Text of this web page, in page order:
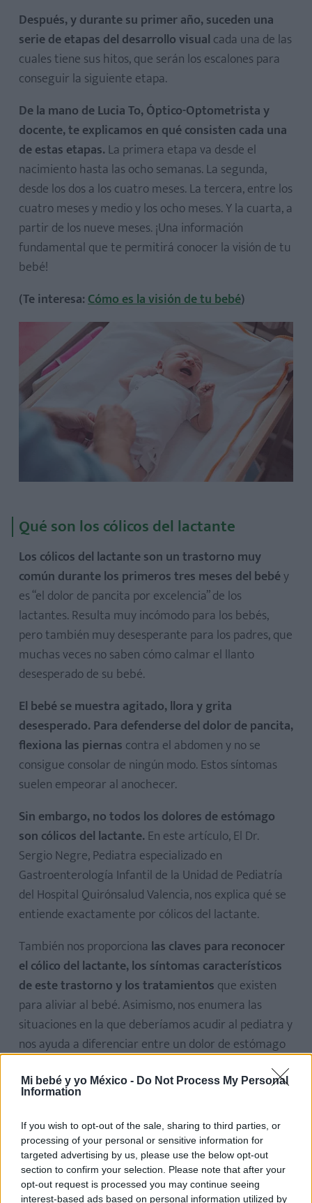
Mi bebé y yo México - Do Not Process My Personal
Information
If you wish to opt-out of the sale, sharing to third parties, or
processing of your personal or sensitive information for
targeted advertising by us, please use the below opt-out
section to confirm your selection. Please note that after your
opt-out request is processed you may continue seeing
interest-based ads based on personal information utilized by
Después, y durante su primer año, suceden una
serie de etapas del desarrollo visual cada una de las
cuales tiene sus hitos, que serán los escalones para
conseguir la siguiente etapa.
De la mano de Lucia To, Óptico-Optometrista y
docente, te explicamos en qué consisten cada una
de estas etapas. La primera etapa va desde el
nacimiento hasta las ocho semanas. La segunda,
desde los dos a los cuatro meses. La tercera, entre los
cuatro meses y medio y los ocho meses. Y la cuarta, a
partir de los nueve meses. ¡Una información
fundamental que te permitirá conocer la visión de tu
bebé!
(Te interesa:Cómo es la visión de tu bebé)
Qué son los cólicos del lactante
Los cólicos del lactante son un trastorno muy
común durante los primeros tres meses del bebéy
es “el dolor de pancita por excelencia” de los
lactantes. Resulta muy incómodo para los bebés,
pero también muy desesperante para los padres, que
muchas veces no saben cómo calmar el llanto
desesperado de su bebé.
El bebé se muestra agitado, llora y grita
desesperado. Para defenderse del dolor de pancita,
flexiona las piernas contra el abdomen y no se
consigue consolar de ningún modo. Estos síntomas
suelen empeorar al anochecer.
Sin embargo, no todos los dolores de estómago
son cólicos del lactante. En este artículo, El Dr.
Sergio Negre, Pediatra especializado en
Gastroenterología Infantil de la Unidad de Pediatría
del Hospital Quirónsalud Valencia, nos explica qué se
entiende exactamente por cólicos del lactante.
También nos proporciona las claves para reconocer
el cólico del lactante, los síntomas característicos
de este trastorno y los tratamientos que existen
para aliviar al bebé. Asimismo, nos enumera las
situaciones en la que deberíamos acudir al pediatra y
nos ayuda a diferenciar entre un dolor de estómago